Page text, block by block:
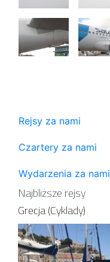
Rejsy za nami
Czartery za nami
Wydarzenia za nami
Najbliższe rejsy
Grecja (Cyklady)